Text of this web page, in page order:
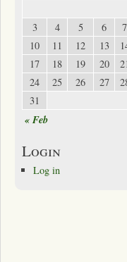
« Feb
3
4 5 6 7
10
11 12 13
17
18 19 20
24
25 26 27
31
Login
Log in